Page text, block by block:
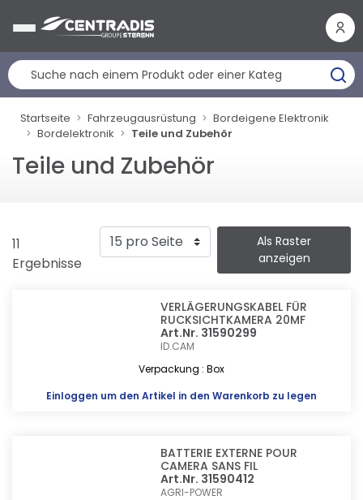
Startseite Fahrzeugausrüstung
Bordeigene Elektronik
Bordelektronik
Teile und Zubehör
Teile und Zubehör
11
Ergebnisse
Als Raster
anzeigen
VERLÄGERUNGSKABEL FÜR
RUCKSICHTKAMERA 20MF
Art.Nr. 31590299
ID.CAM
Verpackung : Box
Einloggen um den Artikel in den Warenkorb zu legen
BATTERIE EXTERNE POUR
CAMERA SANS FIL
Art.Nr. 31590412
AGRI-POWER